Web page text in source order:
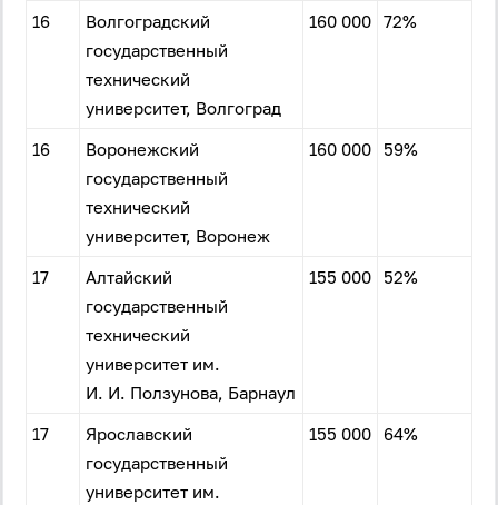
Вход
Пароль
Антиспам: Загрузка...
16
Волгоградский
государственный
технический
университет, Волгоград
160 000 72%
16
Воронежский
государственный
технический
университет, Воронеж
160 000 59%
17
Алтайский
государственный
технический
университет им.
И. И. Ползунова, Барнаул
155 000 52%
17
Ярославский
государственный
университет им.
155 000 64%